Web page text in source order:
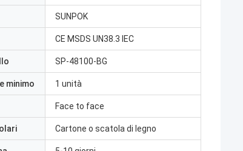
SUNPOK
CE MSDS UN38.3 IEC
SP-48100-BG
minimo 1 unità
Face to face
Cartone o scatola di legno